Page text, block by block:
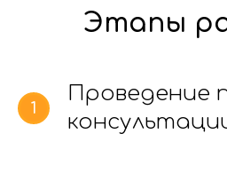
Этапы
Проведение